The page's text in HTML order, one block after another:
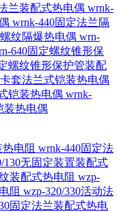
兰装配式热电偶 wrnk-
wrnk-440固定法兰隔
纹隔爆热电偶 wrn-
640固定螺纹锥形保
螺纹锥形保护管装配
套法兰式铠装热电偶
铠装热电偶 wrnk-
装热电偶
电阻 wrnk-440固定法
130无固定装置装配式
装配式热电阻 wzp-
阻 wzp-320/330活动法
固定法兰装配式热电